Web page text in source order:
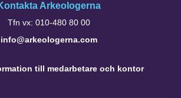
Arkeologerna
Tfn vx: 010-480 80 00
info@arkeologerna.com
till medarbetare och kontor